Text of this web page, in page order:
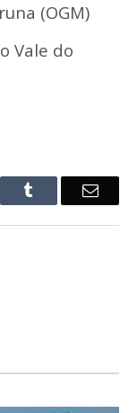
(OGM)
Vale do
E-